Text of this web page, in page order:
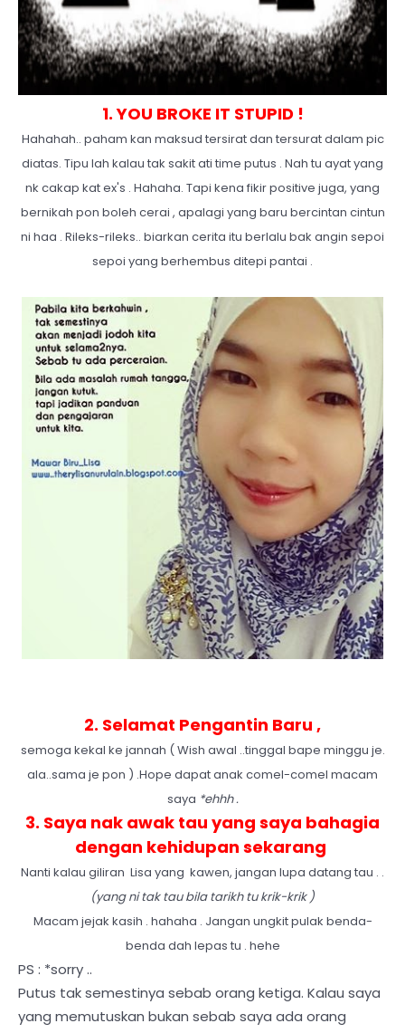
1. YOU BROKE IT STUPID !
Hahahah.. paham kan maksud tersirat dan tersurat dalam pic
diatas. Tipu lah kalau tak sakit ati time putus . Nah tu ayat yang
nk cakap kat ex's . Hahaha. Tapi kena fikir positive juga, yang
bernikah pon boleh cerai , apalagi yang baru bercintan cintun
ni haa . Rileks-rileks.. biarkan cerita itu berlalu bak angin sepoi
sepoi yang berhembus ditepi pantai .
2. Selamat Pengantin Baru ,
semoga kekal ke jannah ( Wish awal ..tinggal bape minggu je.
ala..sama je pon ) .Hope dapat anak comel-comel macam
saya *ehhh .
3. Saya nak awak tau yang saya bahagia
dengan kehidupan sekarang
Nanti kalau giliran Lisa yang kawen, jangan lupa datang tau . .
(yang ni tak tau bila tarikh tu krik-krik )
Macam jejak kasih . hahaha . Jangan ungkit pulak benda-
benda dah lepas tu . hehe
PS : *sorry ..
Putus tak semestinya sebab orang ketiga. Kalau saya
yang memutuskan bukan sebab saya ada orang